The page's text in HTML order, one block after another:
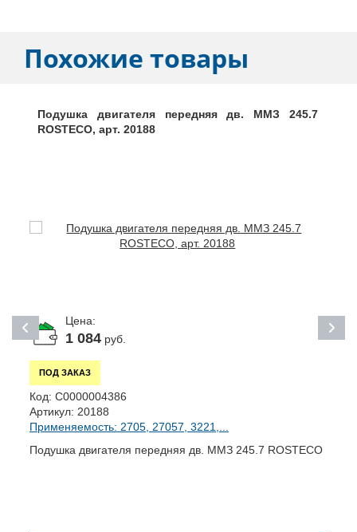
Похожие товары
Подушка двигателя передняя дв. ММЗ 245.7
ROSTECO, арт. 20188
Цена:
1 084руб.
ПОД ЗАКАЗ
Код: С0000004386
Артикул: 20188
Применяемость: 2705, 27057, 3221,...
Подушка двигателя передняя дв. ММЗ 245.7 ROSTECO